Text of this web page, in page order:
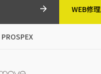
WEB修
PROSPEX